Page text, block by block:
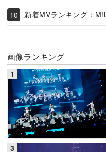
新着MVランキング：
画像ランキング